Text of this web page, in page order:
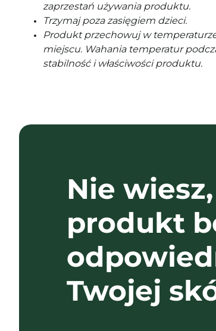
zaprzestań używania produktu.
Trzymaj poza zasięgiem dzieci.
Produkt przechowuj w
miejscu. Wahania temperatur
stabilność i właściwości produktu.
Nie
produkt
Twojej